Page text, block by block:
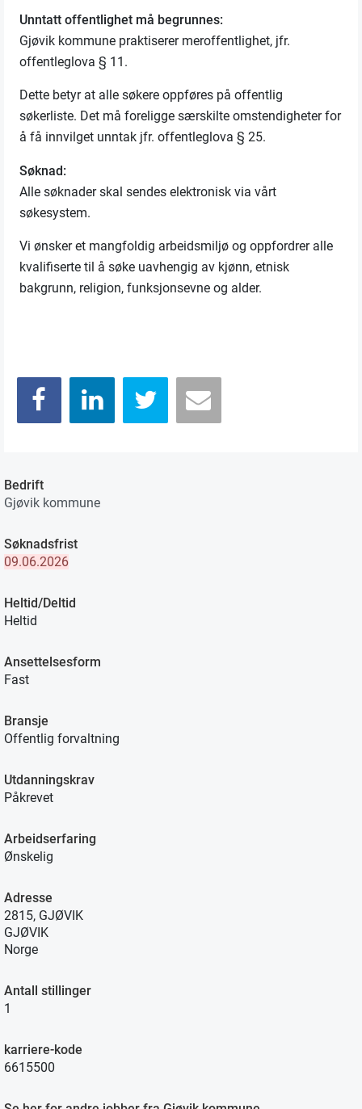
Unntatt offentlighet må begrunnes:
Gjøvik kommune praktiserer meroffentlighet, jfr.
offentleglova § 11.
Dette betyr at alle søkere oppføres på offentlig
søkerliste. Det må foreligge særskilte omstendigheter for
å få innvilget unntak jfr. offentleglova § 25.
Søknad:
Alle søknader skal sendes elektronisk via vårt
søkesystem.
Vi ønsker et mangfoldig arbeidsmiljø og oppfordrer alle
kvalifiserte til å søke uavhengig av kjønn, etnisk
bakgrunn, religion, funksjonsevne og alder.
Bedrift
Gjøvik kommune
Søknadsfrist
09.06.2026
Heltid/Deltid
Heltid
Ansettelsesform
Fast
Bransje
Offentlig forvaltning
Utdanningskrav
Påkrevet
Arbeidserfaring
Ønskelig
Adresse
2815, GJØVIK
GJØVIK
Norge
Antall stillinger
1
karriere-kode
6615500